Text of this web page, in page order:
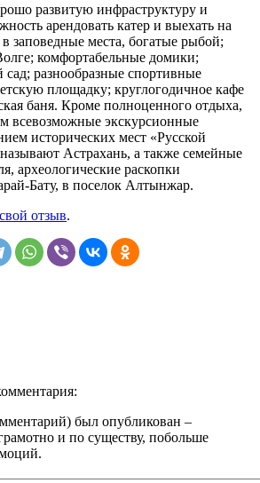
развитую инфраструктуру и
арендовать катер и выехать на
заповедные места, богатые рыбой;
комфортабельные домики;
разнообразные спортивные
площадку; круглогодичное кафе
баня. Кроме полноценного отдыха,
всевозможные экскурсионные
исторических мест «Русской
Астрахань, а также семейные
археологические раскопки
Бату, в поселок Алтынжар.
отзыв.
был опубликован –
и по существу, побольше